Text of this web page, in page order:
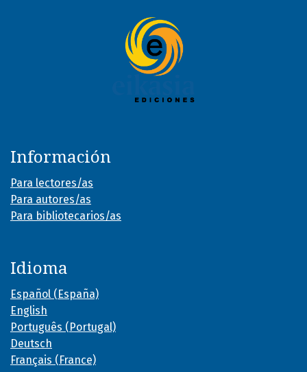
Información
Para lectores/as
Para autores/as
Para bibliotecarios/as
Idioma
Español (España)
English
Português (Portugal)
Deutsch
Français (France)